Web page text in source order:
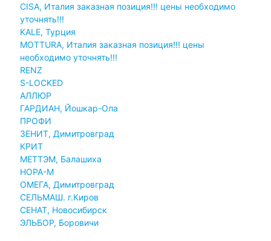
CISA, Италия заказная позиция!!! цены необходимо
уточнять!!!
KALE, Турция
MOTTURA, Италия заказная позиция!!! цены
необходимо уточнять!!!
RENZ
S-LOCKED
АЛЛЮР
ГАРДИАН, Йошкар-Ола
ПРОФИ
ЗЕНИТ, Димитровград
КРИТ
МЕТТЭМ, Балашиха
НОРА-М
ОМЕГА, Димитровград
СЕЛЬМАШ. г.Киров
СЕНАТ, Новосибирск
ЭЛЬБОР, Боровичи